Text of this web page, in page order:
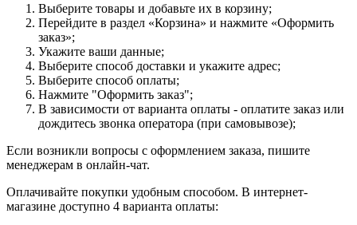
Выберите товары и добавьте их в корзину;
Перейдите в раздел «Корзина» и нажмите «Оформить
заказ»;
Укажите ваши данные;
Выберите способ доставки и укажите адрес;
Выберите способ оплаты;
Нажмите "Оформить заказ";
В зависимости от варианта оплаты - оплатите заказ или
дождитесь звонка оператора (при самовывозе);
Если возникли вопросы с оформлением заказа, пишите
менеджерам в онлайн-чат.
Оплачивайте покупки удобным способом. В интернет-
магазине доступно 4 варианта оплаты: